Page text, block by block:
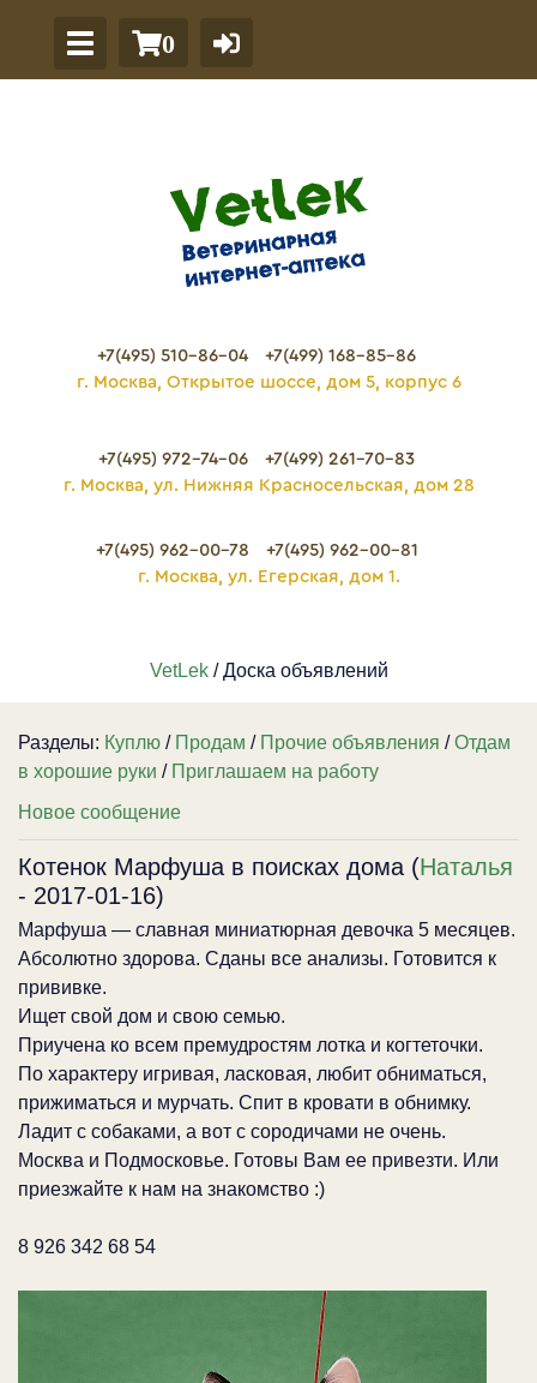
0
+7(495) 510-86-04
+7(499) 168-85-86
г. Москва, Открытое шоссе, дом 5, корпус 6
+7(495) 972-74-06
+7(499) 261-70-83
г. Москва, ул. Нижняя Красносельская, дом 28
+7(495) 962-00-78
+7(495) 962-00-81
г. Москва, ул. Егерская, дом 1.
VetLek/ Доска объявлений
Разделы: Куплю / Продам / Прочие объявления /Отдам
в хорошие руки / Приглашаем на работу
Новое сообщение
Котенок Марфуша в поисках дома (Наталья
- 2017-01-16)
Марфуша — славная миниатюрная девочка 5 месяцев.
Абсолютно здорова. Сданы все анализы. Готовится к
прививке.
Ищет свой дом и свою семью.
Приучена ко всем премудростям лотка и когтеточки.
По характеру игривая, ласковая, любит обниматься,
прижиматься и мурчать. Спит в кровати в обнимку.
Ладит с собаками, а вот с сородичами не очень.
Москва и Подмосковье. Готовы Вам ее привезти. Или
приезжайте к нам на знакомство :)
8 926 342 68 54